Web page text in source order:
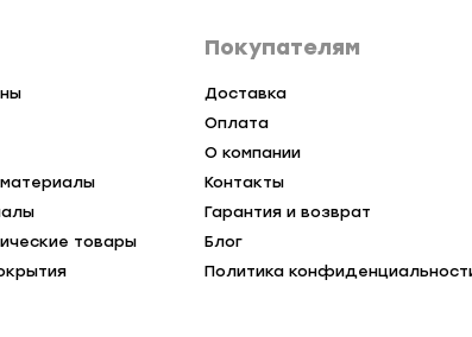
товары
Покупателям
Доставка
Оплата
О компании
Контакты
Гарантия и возврат
Блог
Политика